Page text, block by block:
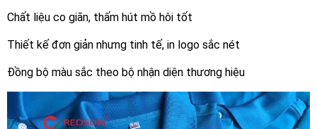
Chất liệu co giãn, thấm hút mồ hôi tốt
Thiết kế đơn giản nhưng tinh tế, in logo sắc nét
Đồng bộ màu sắc theo bộ nhận diện thương hiệu